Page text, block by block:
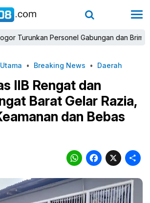
Personel Gabungan dan Brimob,
• Breaking News • Daerah
IIB Rengat dan
Barat Gelar Razia,
dan Bebas
X